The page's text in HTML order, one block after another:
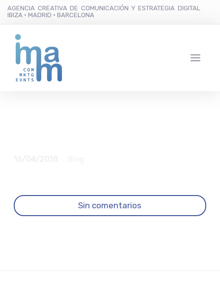
AGENCIA CREATIVA DE COMUNICACIÓN Y ESTRATEGIA DIGITAL
IBIZA · MADRID · BARCELONA
Sin comentarios